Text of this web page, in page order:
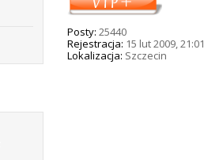
Posty: 25440
Rejestracja: 15 lut 2009, 21:01
Lokalizacja: Szczecin